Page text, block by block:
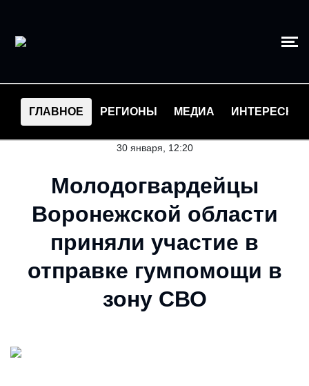
ГЛАВНОЕ РЕГИОНЫ МЕДИА ИНТЕРЕСНОЕ
30 января, 12:20
Молодогвардейцы
Воронежской области
приняли участие в
отправке гумпомощи в
зону СВО